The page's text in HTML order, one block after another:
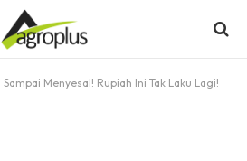
Menyesal! Rupiah Ini Tak Laku Lagi!